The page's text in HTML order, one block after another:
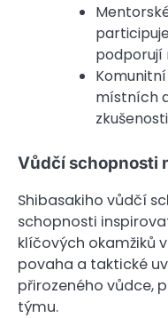
podporují
místních
Vůdčí schopnosti
Shibasakiho vůdčí
schopnosti
klíčových okamžiků
povaha a taktické
přirozeného vůdce,
týmu.